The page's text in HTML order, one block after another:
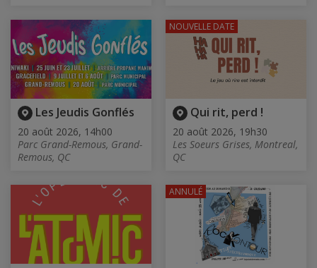
Les Jeudis Gonflés
20 août 2026, 14h00
Parc Grand-Remous, Grand-
Remous, QC
Qui rit, perd !
20 août 2026, 19h30
Les Soeurs Grises, Montreal,
QC
NOUVELLE DATE
ANNULÉ